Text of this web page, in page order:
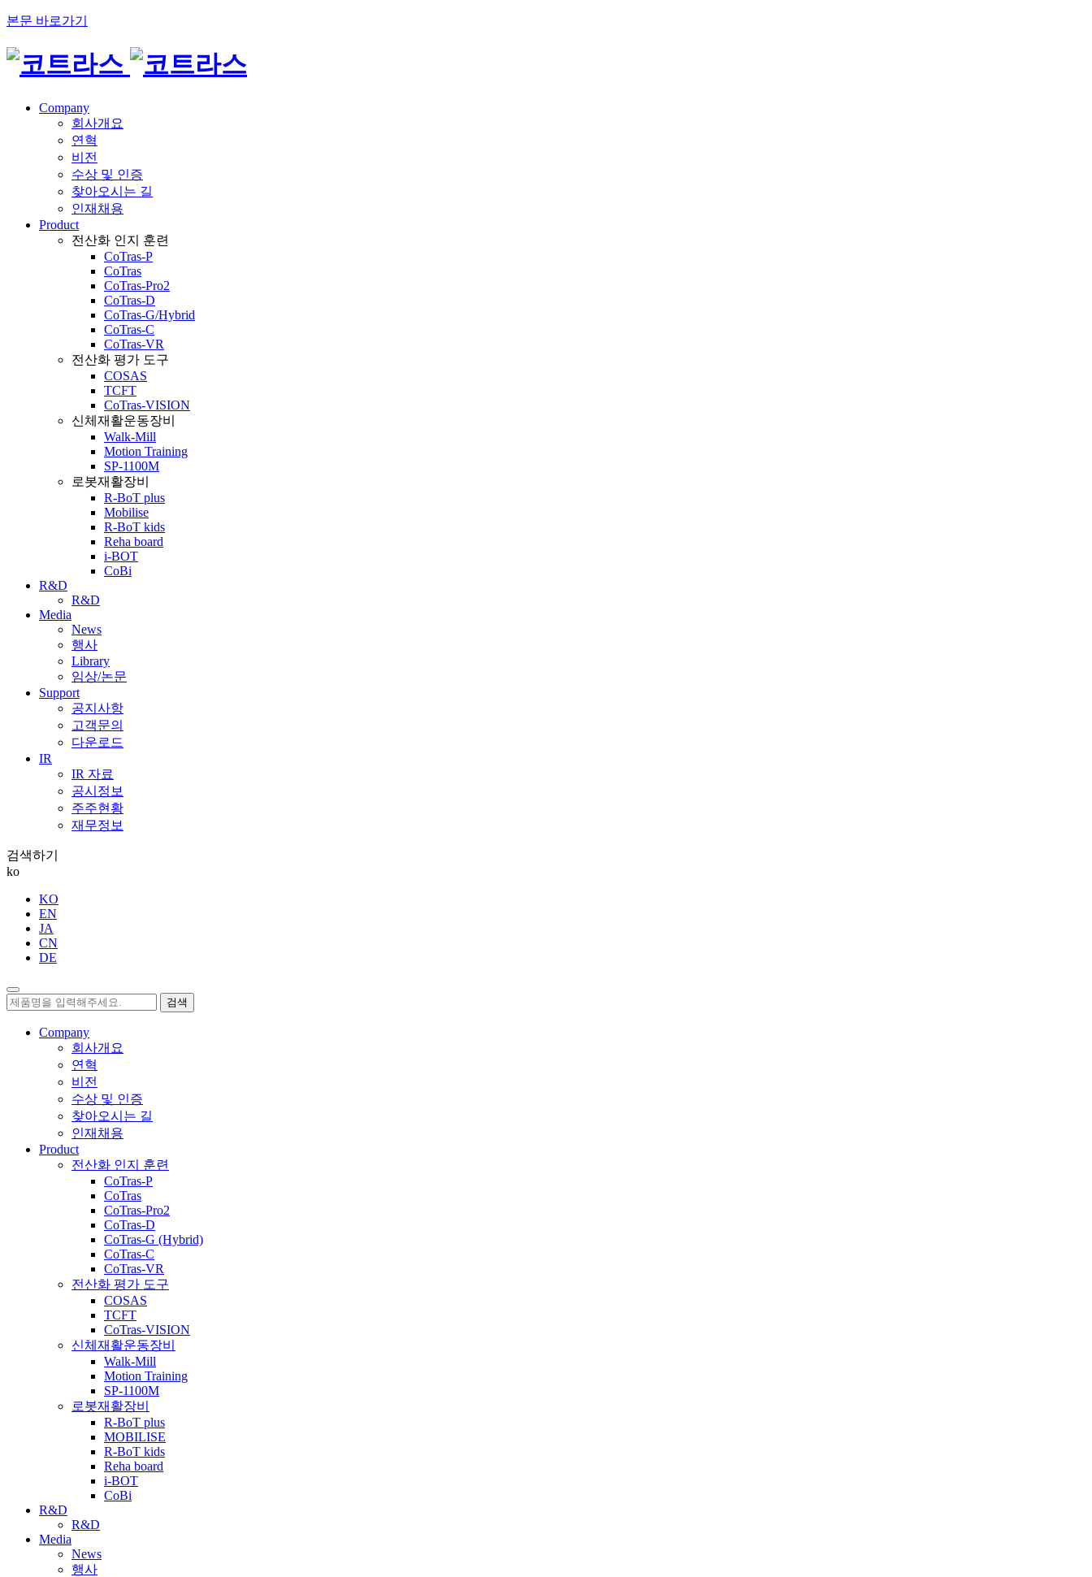
본문 바로가기
Company
회사개요
연혁
비전
수상 및 인증
찾아오시는 길
인재채용
Product
전산화 인지 훈련
CoTras-P
CoTras
CoTras-Pro2
CoTras-D
CoTras-G/Hybrid
CoTras-C
CoTras-VR
전산화 평가 도구
COSAS
TCFT
CoTras-VISION
신체재활운동장비
Walk-Mill
Motion Training
SP-1100M
로봇재활장비
R-BoT plus
Mobilise
R-BoT kids
Reha board
i-BOT
CoBi
R&D
R&D
Media
News
행사
Library
임상/논문
Support
공지사항
고객문의
다운로드
IR
IR 자료
공시정보
주주현황
재무정보
검색하기
ko
KO
EN
JA
CN
DE
검색
Company
회사개요
연혁
비전
수상 및 인증
찾아오시는 길
인재채용
Product
전산화 인지 훈련
CoTras-P
CoTras
CoTras-Pro2
CoTras-D
CoTras-G (Hybrid)
CoTras-C
CoTras-VR
전산화 평가 도구
COSAS
TCFT
CoTras-VISION
신체재활운동장비
Walk-Mill
Motion Training
SP-1100M
로봇재활장비
R-BoT plus
MOBILISE
R-BoT kids
Reha board
i-BOT
CoBi
R&D
R&D
Media
News
행사